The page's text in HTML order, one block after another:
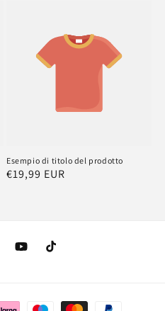
Esempio di titolo del prodotto
Prezzo
€19,99 EUR
YouTubeTikTok